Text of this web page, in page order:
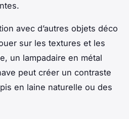
avec d’autres objets déco
sur les textures et les
un lampadaire en métal
peut créer un contraste
en laine naturelle ou des